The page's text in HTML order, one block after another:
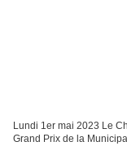
Lundi 1er mai 2023 Le
Grand Prix de la